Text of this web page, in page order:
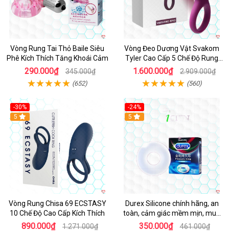
Vòng Rung Tai Thỏ Baile Siêu
Phê Kích Thích Tăng Khoái Cảm
290.000₫ 345.000₫
(652)
Vòng Đeo Dương Vật Svakom
Tyler Cao Cấp 5 Chế Độ Rung
Mạnh Mẽ Kích Thích Điểm G
1.600.000₫ 2.909.000₫
(560)
-30%
Hot
5
Vòng Rung Chisa 69 ECSTASY
10 Chế Độ Cao Cấp Kích Thích
890.000₫ 1.271.000₫
-24%
5
Durex Silicone chính hãng, an
toàn, cảm giác mềm mịn, mua
ngay
350.000₫ 461.000₫